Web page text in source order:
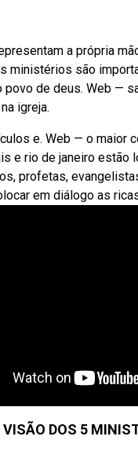
a própria
ministérios são
povo de deus. Web —
igreja.
e. Web — o maior
e rio de janeiro
profetas,
em diálogo as
VISÃO DOS 5